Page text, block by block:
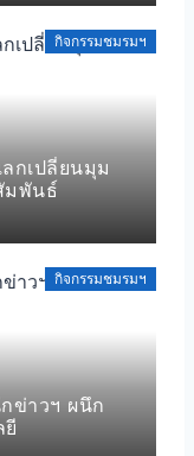
กิจกรรมชมรมฯ
กเปลี่ยนมุม
มพันธ์
กิจกรรมชมรมฯ
ข่าวฯ ผนึก